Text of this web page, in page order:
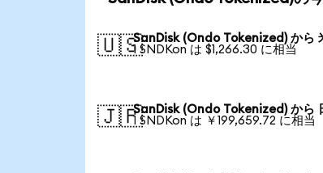
🇺🇸SanDisk (Ondo Tokenized) から
1 SNDKon は $1,266.30 に相当
🇯🇵SanDisk (Ondo Tokenized) から
1 SNDKon は ￥199,659.72 に相当